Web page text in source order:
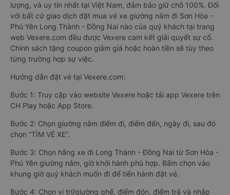
lượng, và uy tín nhất tại Việt Nam, đảm bảo giữ chỗ 100%. Đối
với bất cứ giao dịch đặt mua vé xe giường nằm đi Sơn Hòa -
Phú Yên Long Thành - Đồng Nai nào của quý khách tại trang
web Vexere.com đều được Vexere cam kết giải quyết sự cố.
Chính sách tặng coupon giảm giá hoặc hoàn tiền sẽ tùy theo
từng trường hợp sự việc.
Hướng dẫn đặt vé tại Vexere.com:
Bước 1: Truy cập vào website Vexere hoặc tải app Vexere trên
CH Play hoặc App Store.
Bước 2: Chọn giường nằm điểm đi, điểm đến, ngày đi, sau đó
chọn “TÌM VÉ XE”.
Bước 3: Chọn hãng xe đi Long Thành - Đồng Nai từ Sơn Hòa -
Phú Yên giường nằm, giờ khởi hành phù hợp. Bấm chọn vào
khung giờ quý khách muốn đi để tiến hành đặt vé.
Bước 4: Chọn vị trí/giường ghế, điểm đón, điểm trả và nhập